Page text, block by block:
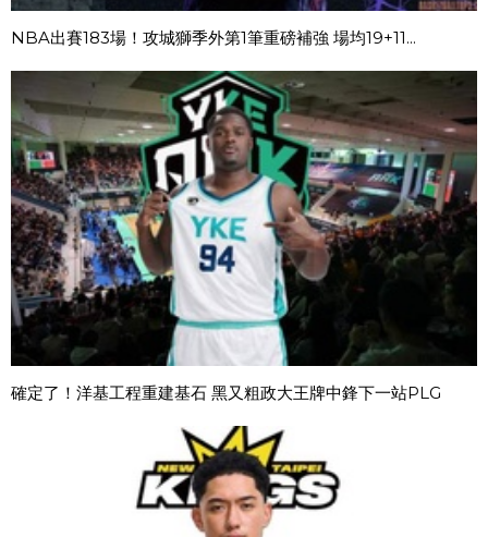
NBA出賽183場！攻城獅季外第1筆重磅補強 場均19+11...
確定了！洋基工程重建基石 黑又粗政大王牌中鋒下一站PLG